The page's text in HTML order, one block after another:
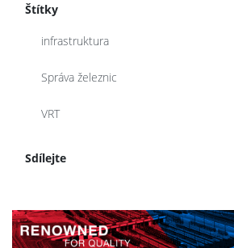
Štítky
infrastruktura
Správa železnic
VRT
Sdílejte